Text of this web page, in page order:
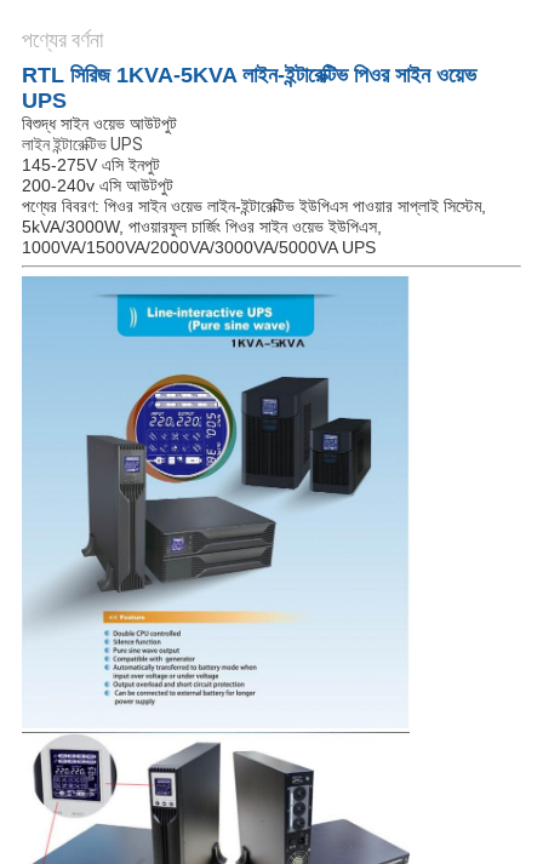
পণ্যের বর্ণনা
RTL সিরিজ 1KVA-5KVA লাইন-ইন্টারেক্টিভ পিওর সাইন ওয়েভ
UPS
বিশুদ্ধ সাইন ওয়েভ আউটপুট
লাইন ইন্টারেক্টিভ UPS
145-275V এসি ইনপুট
200-240v এসি আউটপুট
পণ্যের বিবরণ: পিওর সাইন ওয়েভ লাইন-ইন্টারেক্টিভ ইউপিএস পাওয়ার সাপ্লাই সিস্টেম,
5kVA/3000W, পাওয়ারফুল চার্জিং পিওর সাইন ওয়েভ ইউপিএস,
1000VA/1500VA/2000VA/3000VA/5000VA UPS